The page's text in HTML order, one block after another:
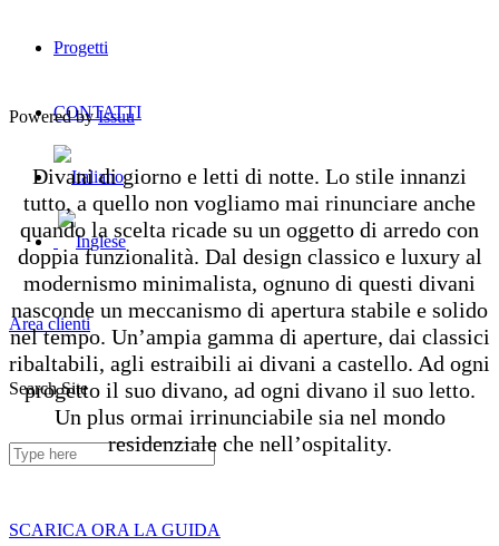
Progetti
CONTATTI
Area clienti
Search Site
Powered byIssuu
Divani di giorno e letti di notte. Lo stile innanzi
tutto, a quello non vogliamo mai rinunciare anche
quando la scelta ricade su un oggetto di arredo con
doppia funzionalità. Dal design classico e luxury al
modernismo minimalista, ognuno di questi divani
nasconde un meccanismo di apertura stabile e solido
nel tempo. Un’ampia gamma di aperture, dai classici
ribaltabili, agli estraibili ai divani a castello. Ad ogni
progetto il suo divano, ad ogni divano il suo letto.
Un plus ormai irrinunciabile sia nel mondo
residenziale che nell’ospitality.
SCARICA ORA LA GUIDA